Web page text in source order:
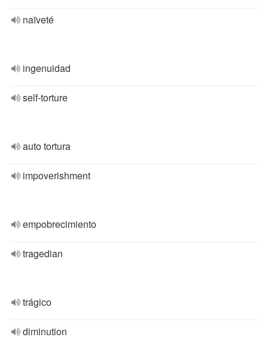
naïveté
ingenuidad
self-torture
auto tortura
impoverishment
empobrecimiento
tragedian
trágico
diminution